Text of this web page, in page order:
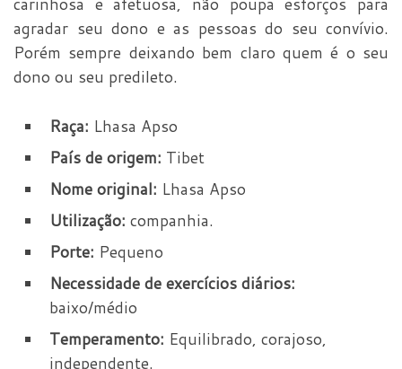
agradar seu dono e as pessoas do seu convívio.
Porém sempre deixando bem claro quem é o seu
dono ou seu predileto.
Raça: Lhasa Apso
País de origem: Tibet
Nome original: Lhasa Apso
Utilização: companhia.
Porte: Pequeno
Necessidade de exercícios diários:
baixo/médio
Temperamento: Equilibrado, corajoso,
independente.